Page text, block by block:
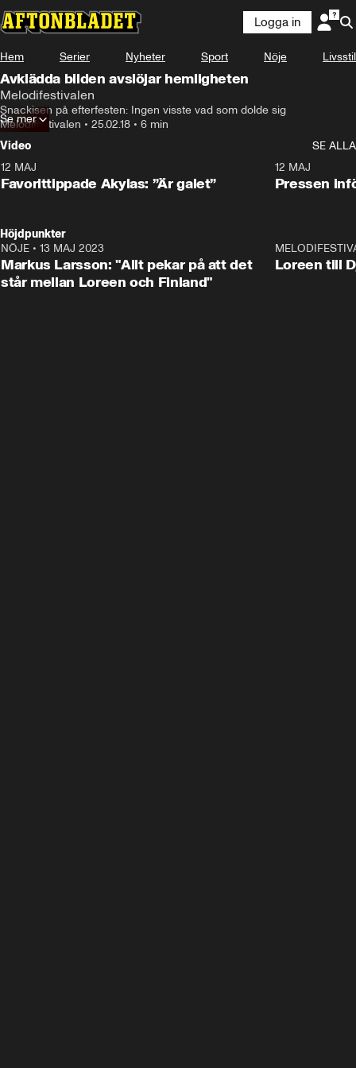
Logga in
Hem Serier Nyheter Sport Nöje Livsstil
Avklädda bilden avslöjar hemligheten
Melodifestivalen
Snackisen på efterfesten: Ingen visste vad som dolde sig
Melodifestivalen • 25.02.18 • 6 min
Se mer
Video
SE ALLA
12 MAJ
Favorittippade Akylas: ”Är galet”
12 MAJ
Pressen
Höjdpunkter
NÖJE • 13 MAJ 2023
Markus Larsson: "Allt pekar på att det
står mellan Loreen och Finland"
Loreen till